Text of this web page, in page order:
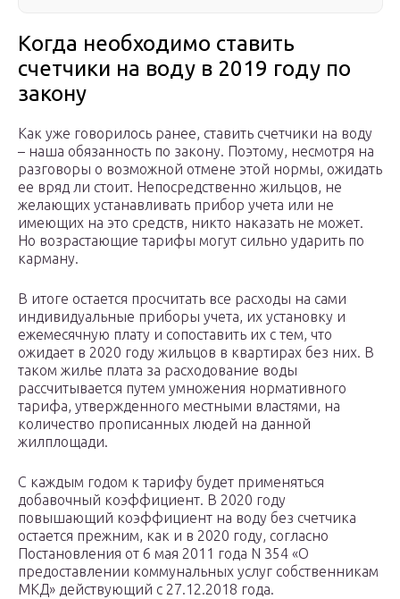
Когда необходимо ставить
счетчики на воду в 2019 году по
закону
Как уже говорилось ранее, ставить счетчики на воду
– наша обязанность по закону. Поэтому, несмотря на
разговоры о возможной отмене этой нормы, ожидать
ее вряд ли стоит. Непосредственно жильцов, не
желающих устанавливать прибор учета или не
имеющих на это средств, никто наказать не может.
Но возрастающие тарифы могут сильно ударить по
карману.
В итоге остается просчитать все расходы на сами
индивидуальные приборы учета, их установку и
ежемесячную плату и сопоставить их с тем, что
ожидает в 2020 году жильцов в квартирах без них. В
таком жилье плата за расходование воды
рассчитывается путем умножения нормативного
тарифа, утвержденного местными властями, на
количество прописанных людей на данной
жилплощади.
С каждым годом к тарифу будет применяться
добавочный коэффициент. В 2020 году
повышающий коэффициент на воду без счетчика
остается прежним, как и в 2020 году, согласно
Постановления от 6 мая 2011 года N 354 «О
предоставлении коммунальных услуг собственникам
МКД» действующий с 27.12.2018 года.